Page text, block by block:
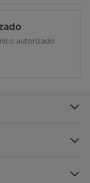
autorizado